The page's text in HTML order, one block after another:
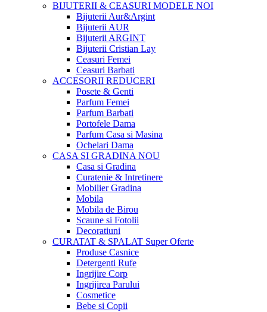
BIJUTERII & CEASURI MODELE NOI
Bijuterii Aur&Argint
Bijuterii AUR
Bijuterii ARGINT
Bijuterii Cristian Lay
Ceasuri Femei
Ceasuri Barbati
ACCESORII REDUCERI
Posete & Genti
Parfum Femei
Parfum Barbati
Portofele Dama
Parfum Casa si Masina
Ochelari Dama
CASA SI GRADINANOU
Casa si Gradina
Curatenie & Intretinere
Mobilier Gradina
Mobila
Mobila de Birou
Scaune si Fotolii
Decoratiuni
CURATAT & SPALAT Super Oferte
Produse Casnice
Detergenti Rufe
Ingrijire Corp
Ingrijirea Parului
Cosmetice
Bebe si Copii